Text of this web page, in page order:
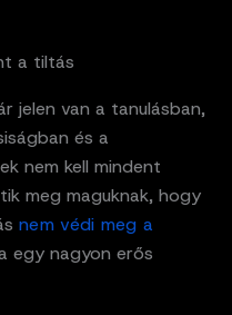
a tiltás
jelen van a tanulásban,
és a
nem kell mindent
meg maguknak, hogy
nem védi meg a
egy nagyon erős